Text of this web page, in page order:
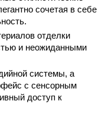
сочетая в себе
отделки
и неожиданными
системы, а
с сенсорным
доступ к